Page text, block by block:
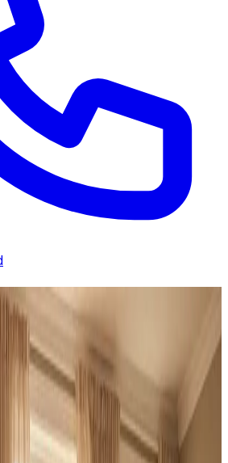
i Kerteminde
vi ventilation til erhverv og industri
dimensionering,
og fast serviceaftale. Altid med